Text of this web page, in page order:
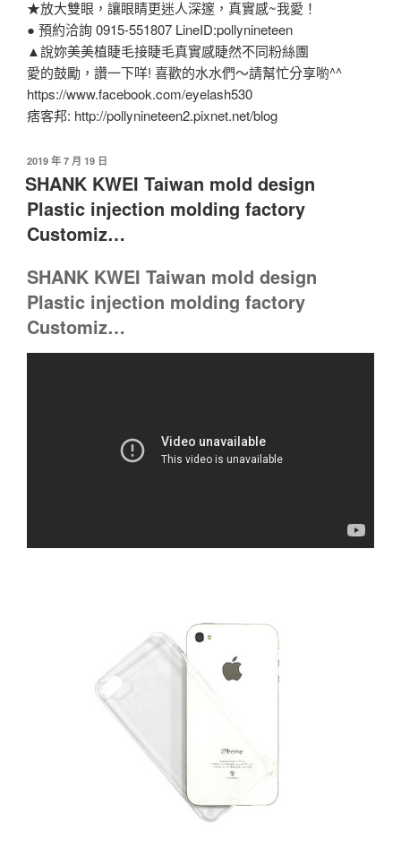
★放大雙眼，讓眼睛更迷人深邃，真實感~我愛！
● 預約洽詢 0915-551807 LineID:pollynineteen
▲說妳美美植睫毛接睫毛真實感睫然不同粉絲團
愛的鼓勵，讚一下咩! 喜歡的水水們～請幫忙分享喲^^
https://www.facebook.com/eyelash530
痞客邦: http://pollynineteen2.pixnet.net/blog
發
佈
於
2019 年 7 月 19 日
SHANK KWEI Taiwan mold design
Plastic injection molding factory
Customiz…
SHANK KWEI Taiwan mold design
Plastic injection molding factory
Customiz…